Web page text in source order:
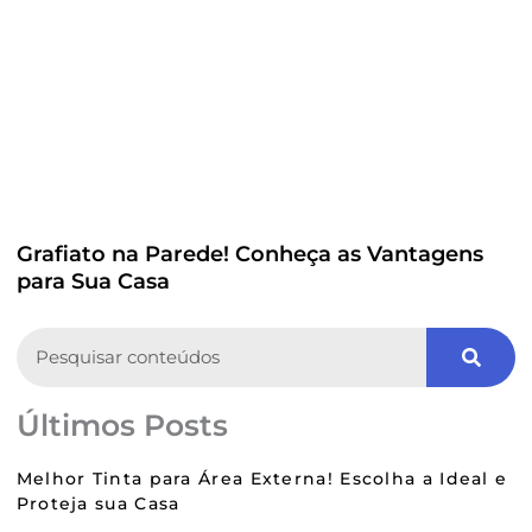
Grafiato na Parede! Conheça as Vantagens
para Sua Casa
Últimos Posts
Melhor Tinta para Área Externa! Escolha a Ideal e
Proteja sua Casa